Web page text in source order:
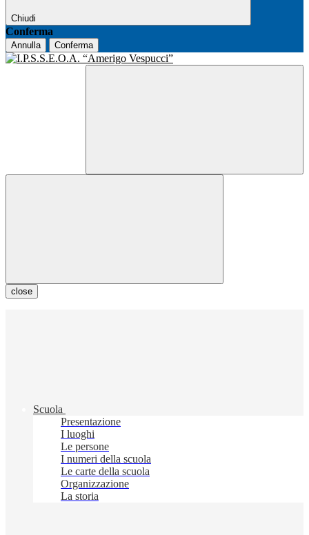
Chiudi
Conferma
Annulla Conferma
close
Scuola
Presentazione
I luoghi
Le persone
I numeri della scuola
Le carte della scuola
Organizzazione
La storia